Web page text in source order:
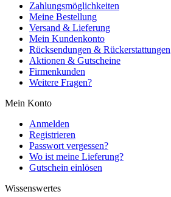
Zahlungsmöglichkeiten
Meine Bestellung
Versand & Lieferung
Mein Kundenkonto
Rücksendungen & Rückerstattungen
Aktionen & Gutscheine
Firmenkunden
Weitere Fragen?
Mein Konto
Anmelden
Registrieren
Passwort vergessen?
Wo ist meine Lieferung?
Gutschein einlösen
Wissenswertes